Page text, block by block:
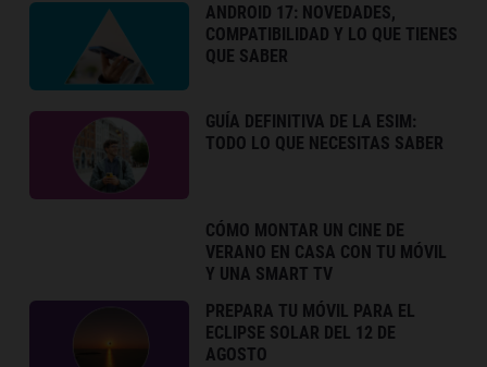
ANDROID 17: NOVEDADES,
COMPATIBILIDAD Y LO QUE TIENES
QUE SABER
GUÍA DEFINITIVA DE LA ESIM:
TODO LO QUE NECESITAS SABER
CÓMO MONTAR UN CINE DE
VERANO EN CASA CON TU MÓVIL
Y UNA SMART TV
PREPARA TU MÓVIL PARA EL
ECLIPSE SOLAR DEL 12 DE
AGOSTO